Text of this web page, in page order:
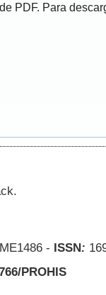
PDF. Para
- ISSN:
PROHIS